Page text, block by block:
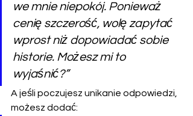
we mnie niepokój. Ponieważ
cenię szczerość, wolę zapytać
wprost niż dopowiadać sobie
historie. Możesz mi to
wyjaśnić?”
A jeśli poczujesz unikanie odpowiedzi,
możesz dodać: